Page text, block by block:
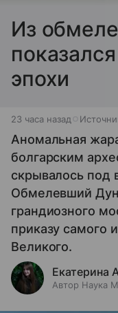
Из
эпохи
23 часа назад
Аномальная
болгарским
скрывалось под
Обмелевший
грандиозного
приказу самого
Великого.
Екатерина
Автор Наука